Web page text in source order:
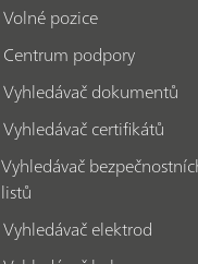
Volné pozice
Centrum podpory
Vyhledávač dokumentů
Vyhledávač certifikátů
Vyhledávač
listů
Vyhledávač elektrod